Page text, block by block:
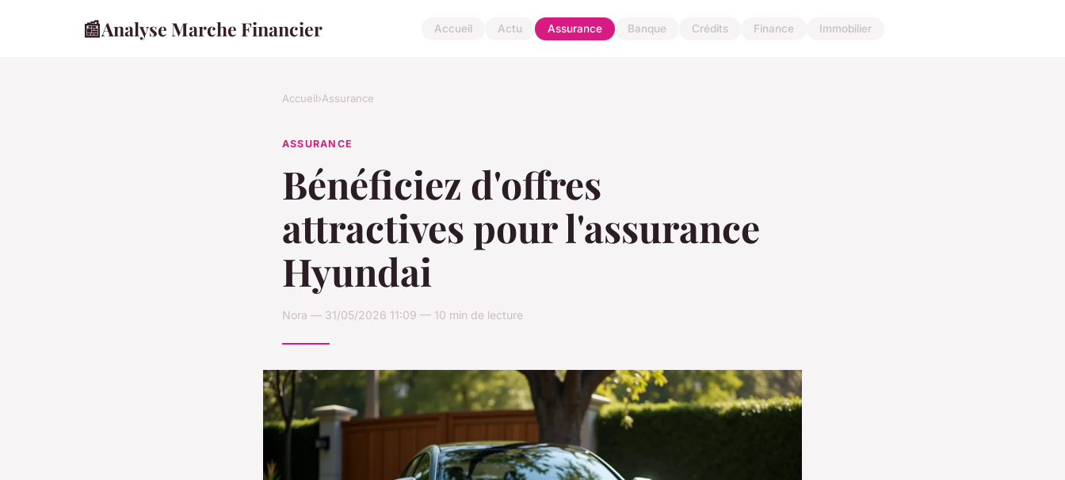
📰Analyse Marche Financier Accueil Actu Assurance Banque Crédits Finance Immobilier
Accueil›Assurance
ASSURANCE
Bénéficiez d'offres
attractives pour l'assurance
Hyundai
Nora — 31/05/2026 11:09 — 10 min de lecture